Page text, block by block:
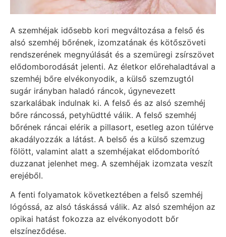
A szemhéjak idősebb kori megváltozása a felső és
alsó szemhéj bőrének, izomzatának és kötőszöveti
rendszerének megnyúlását és a szemüregi zsírszövet
elődomborodását jelenti. Az életkor előrehaladtával a
szemhéj bőre elvékonyodik, a külső szemzugtól
sugár irányban haladó ráncok, úgynevezett
szarkalábak indulnak ki. A felső és az alsó szemhéj
bőre ráncossá, petyhüdtté válik. A felső szemhéj
bőrének ráncai elérik a pillasort, esetleg azon túlérve
akadályozzák a látást. A belső és a külső szemzug
fölött, valamint alatt a szemhéjakat elődomborító
duzzanat jelenhet meg. A szemhéjak izomzata veszít
erejéből.
A fenti folyamatok következtében a felső szemhéj
lógóssá, az alsó táskássá válik. Az alsó szemhéjon az
opikai hatást fokozza az elvékonyodott bőr
elszíneződése.